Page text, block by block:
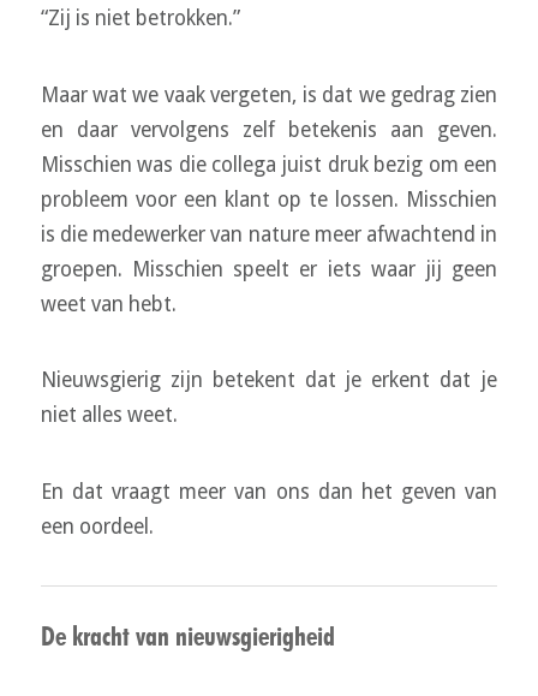
“Zij is niet betrokken.”
Maar wat we vaak vergeten, is dat we gedrag zien
en daar vervolgens zelf betekenis aan geven.
Misschien was die collega juist druk bezig om een
probleem voor een klant op te lossen. Misschien
is die medewerker van nature meer afwachtend in
groepen. Misschien speelt er iets waar jij geen
weet van hebt.
Nieuwsgierig zijn betekent dat je erkent dat je
niet alles weet.
En dat vraagt meer van ons dan het geven van
een oordeel.
De kracht van nieuwsgierigheid